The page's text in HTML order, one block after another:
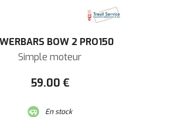
BOW 2 PRO150
Simple moteur
59.00 €
En stock